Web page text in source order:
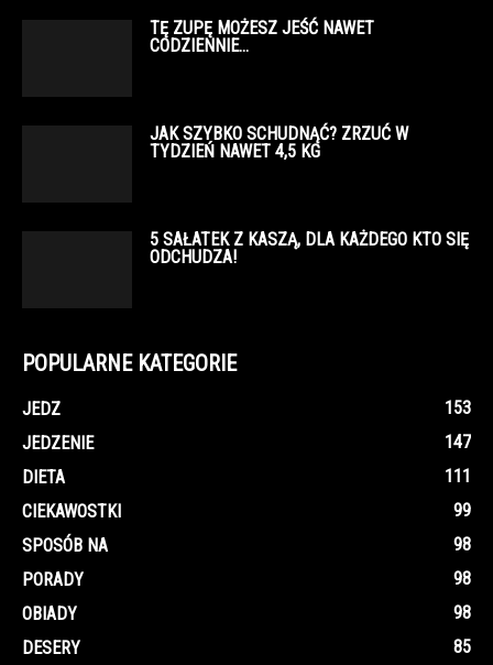
TĘ ZUPĘ MOŻESZ JEŚĆ NAWET
CODZIENNIE…
JAK SZYBKO SCHUDNĄĆ? ZRZUĆ W
TYDZIEŃ NAWET 4,5 KG
5 SAŁATEK Z KASZĄ, DLA KAŻDEGO KTO SIĘ
ODCHUDZA!
POPULARNE KATEGORIE
JEDZ
153
JEDZENIE
147
DIETA
111
CIEKAWOSTKI
99
SPOSÓB NA
98
PORADY
98
OBIADY
98
DESERY
85